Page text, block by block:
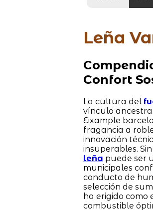
Leña
Confort
La cultura del
vínculo
Eixample
fragancia a
innovación
insuperables.
leña puede ser
municipales
conducto de
selección de
ha erigido
combustible